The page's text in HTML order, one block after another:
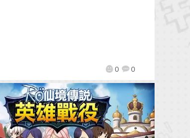
0 0